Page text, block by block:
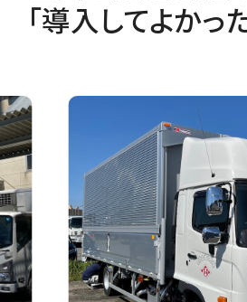
「導入してよかっ